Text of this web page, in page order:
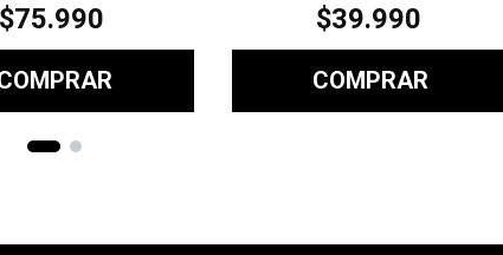
$75.990 $39.990
COMPRAR